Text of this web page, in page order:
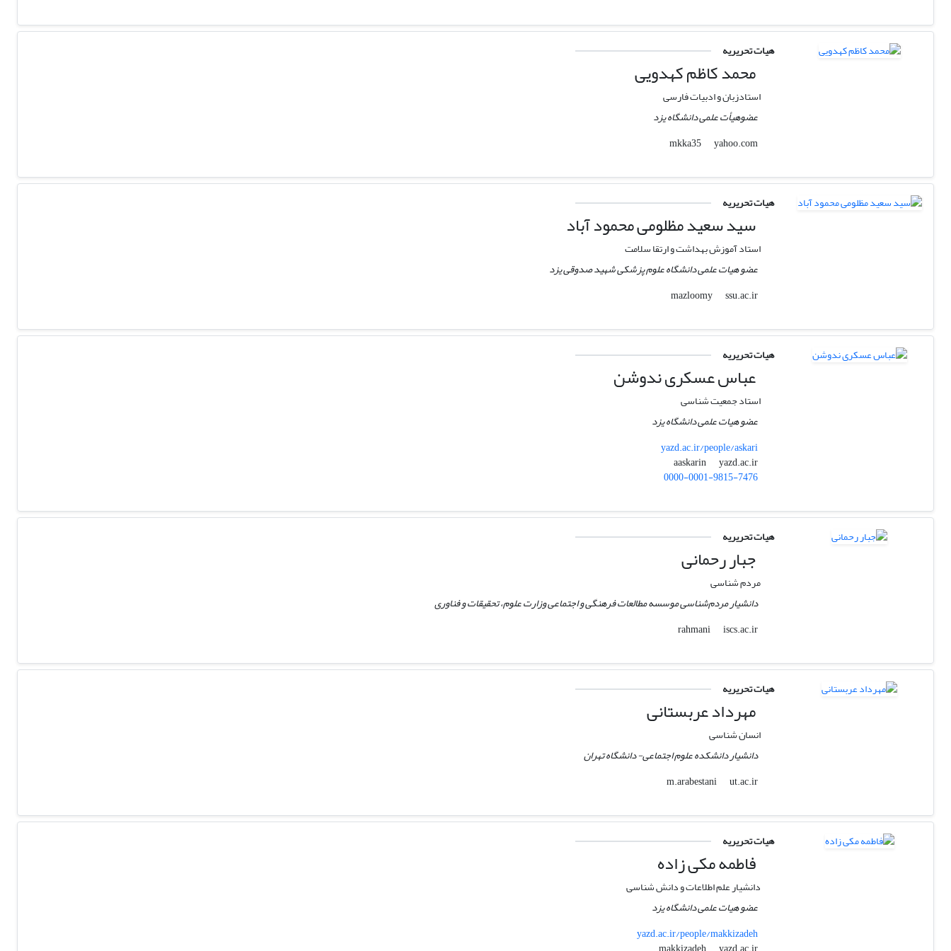
هیات تحریریه
محمد کاظم کهدویی
استادزبان و ادبیات فارسی
عضوهیأت علمی دانشگاه یزد
mkka35
yahoo.com
هیات تحریریه
سید سعید مظلومی محمود آباد
استاد آموزش بهداشت و ارتقا سلامت
عضو هیات علمی دانشگاه علوم پزشکی شهید صدوقی یزد
mazloomy
ssu.ac.ir
هیات تحریریه
عباس عسکری ندوشن
استاد جمعیت شناسی
عضو هیات علمی دانشگاه یزد
yazd.ac.ir/people/askari
aaskarin
yazd.ac.ir
0000-0001-9815-7476
هیات تحریریه
جبار رحمانی
مردم شناسی
دانشیار مردم‌شناسی موسسه مطالعات فرهنگی و اجتماعی وزارت علوم، تحقیقات و فناوری
rahmani
iscs.ac.ir
هیات تحریریه
مهرداد عربستانی
انسان شناسی
دانشیار دانشکده علوم اجتماعی- دانشگاه تهران
m.arabestani
ut.ac.ir
هیات تحریریه
فاطمه مکی زاده
دانشیار علم اطلاعات و دانش شناسی
عضو هیات علمی دانشگاه یزد
yazd.ac.ir/people/makkizadeh